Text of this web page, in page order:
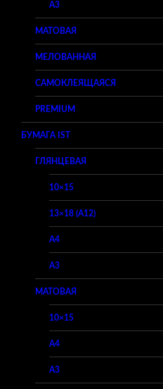
A3
МАТОВАЯ
МЕЛОВАННАЯ
САМОКЛЕЯЩАЯСЯ
PREMIUM
БУМАГА IST
ГЛЯНЦЕВАЯ
10×15
13×18 (A12)
A4
A3
МАТОВАЯ
10×15
A4
A3